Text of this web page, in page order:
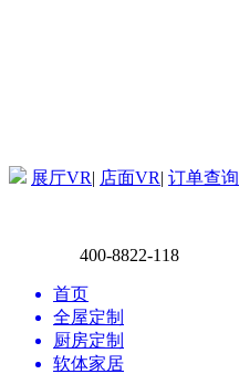
展厅VR| 店面VR| 订单查询
400-8822-118
首页
全屋定制
厨房定制
软体家居